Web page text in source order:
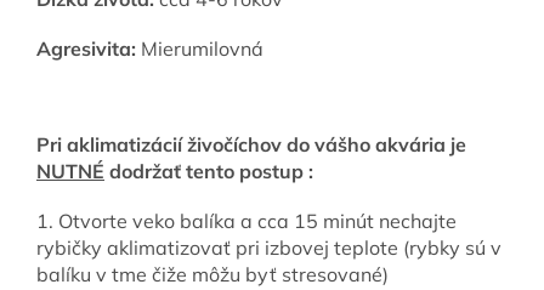
Agresivita: Mierumilovná
Pri aklimatizácií živočíchov do vášho akvária je
NUTNÉ dodržať tento postup :
1. Otvorte veko balíka a cca 15 minút nechajte
rybičky aklimatizovať pri izbovej teplote (rybky sú v
balíku v tme čiže môžu byť stresované)